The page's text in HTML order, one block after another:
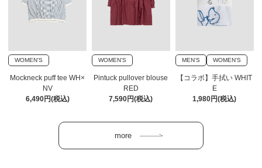
WOMEN'S
Mockneck puff tee WH×
NV
6,490円(税込)
WOMEN'S
Pintuck pullover blouse
RED
7,590円(税込)
MEN'S WOMEN'S
【コラボ】手拭い WHIT
E
1,980円(税込)